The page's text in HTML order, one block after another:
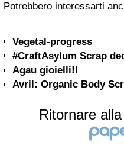
Potrebbero interessarti
Vegetal-progress
#CraftAsylum Scrap
Agau gioielli!!
Avril: Organic Body
Ritornare